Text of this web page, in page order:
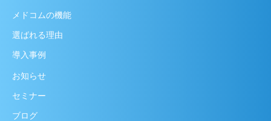
メドコムの機能
選ばれる理由
導入事例
お知らせ
セミナー
ブログ